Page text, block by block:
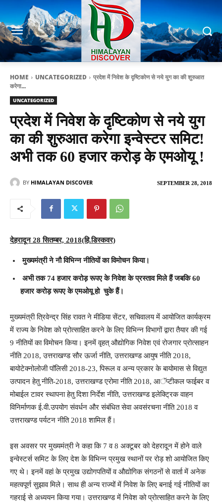
HOME UNCATEGORIZED
प्रदेश में निवेश के दृष्टिकोण से नये युग का की शुरुआत
करेगा...
UNCATEGORIZED
प्रदेश में निवेश के दृष्टिकोण से नये युग
का की शुरुआत करेगा इन्वेस्टर समिट!
अभी तक 60 हजार करोड़ के एमओयू !
SEPTEMBER 28, 2018
BY HIMALAYAN DISCOVER
देहरादून 28 सितम्बर, 2018(हि.डिस्कवर)
मुख्यमंत्री ने नौ विभिन्न नीतियों का विमोचन किया।
अभी तक 74 हजार करोड़ रूपए के निवेश के प्रस्ताव मिले हैं जबकि 60
हजार करोड़ रूपए के एमओयू हो चुके हैं।
मुख्यमंत्री त्रिवेन्द्र सिंह रावत ने मीडिया सेंटर, सचिवालय में आयोजित कार्यक्रम
में राज्य के निवेश को प्रोत्साहित करने के लिए विभिन्न विभागों द्वारा तैयार की गई
9 नीतियों का विमोचन किया। इनमें वृहत् औद्योगिक निवेश एवं रोजगार प्रोत्साहन
नीति 2018, उत्तराखण्ड सौर ऊर्जा नीति, उत्तराखण्ड आयुष नीति 2018,
बायोटेक्नोलोजी पाॅलिसी 2018-23, पिरूल व अन्य प्रकार के बायोमास से विद्युत
उत्पादन हेतु नीति-2018, उत्तराखण्ड एरोमा नीति 2018, आॅप्टीकल फाईबर व
मोबाईल टावर स्थापना हेतु दिशा निर्देश नीति, उत्तराखण्ड इलेक्ट्रिक वाहन
विनिर्माणक ई.वी.उपयोग संवर्धन और संबंधित सेवा अवसंरचना नीति 2018 व
उत्तराखण्ड पर्यटन नीति 2018 शामिल हैं।
इस अवसर पर मुख्यमंत्री ने कहा कि 7 व 8 अक्टूबर को देहरादून में होने वाले
इन्वेस्टर्स समिट के लिए देश के विभिन्न प्रमुख स्थानों पर रोड़ शो आयोजित किए
गए थे। इनमें वहां के प्रमुख उद्योगपतियों व औद्योगिक संगठनों से वार्ता में अनेक
महत्वपूर्ण सुझाव मिले। साथ ही अन्य राज्यों में निवेश के लिए बनाई गई नीतियों का
गहराई से अध्ययन किया गया। उत्तराखण्ड में निवेश को प्रोत्साहित करने के लिए